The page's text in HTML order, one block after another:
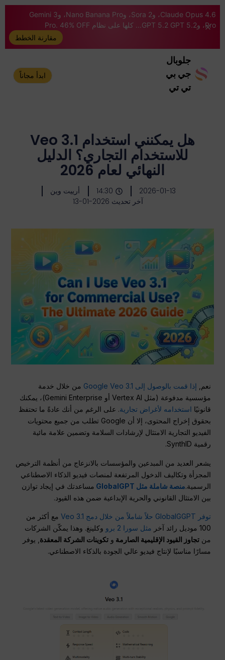
Claude Opus 4.6، وSora 2، وNano Banana Pro، وGemini 3
Pro، وGPT 5.2 GPT 5.2... كلها على نظام Pro. 46% OFF
مقارنة الخطط
جلوبال
جي بي
تي تي
ابدأ مجاناً
هل يمكنني استخدام Veo 3.1
للاستخدام التجاري؟ الدليل
النهائي لعام 2026
2026-01-13
14:30
أرييت وين
آخر تحديث 2026-01-13
نعم, إذا قمت بالوصول إلى Google Veo 3.1
من خلال خدمة
مؤسسية مدفوعة (مثل Vertex AI أو Gemini Enterprise)، يمكنك
قانونيًا استخدامه لأغراض تجارية. على الرغم من أنك عادةً ما تحتفظ
بحقوق إخراج المحتوى، إلا أن Google تطلب من جميع محتويات
الفيديو التجارية الامتثال لإرشادات السلامة وتضمين علامة مائية
رقمية SynthID.
يشعر العديد من المبدعين والمؤسسات بالانزعاج من أنظمة الترخيص
المجزأة وتكاليف الدخول المرتفعة لمنصات فيديو الذكاء الاصطناعي
الرسمية.منصة شاملة مثل GlobalGPT
مساعدتك في إيجاد توازن
بين الامتثال القانوني والحرية الإبداعية ضمن هذه القيود.
توفر GlobalGGPT حلاً شاملاً من خلال دمج Veo 3.1
مع أكثر من
100 موديل رائد آخر
مثل سورا 2 برو
وكلينغ. وهذا يمكّن الشركات
منتجاوز القيود الإقليمية الصارمة وتكوينات الشركة المعقدة , يوفر
مسارًا مناسبًا لإنتاج فيديو عالي الجودة بالذكاء الاصطناعي.